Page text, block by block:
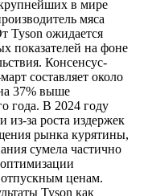
в мире
мяса
Tyson ожидается
показателей на фоне
Консенсус-
составляет около
37% выше
года. В 2024 году
из-за роста издержек
рынка курятины,
сумела частично
ценам.
Tyson как